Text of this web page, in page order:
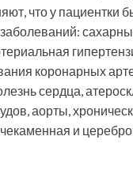
что у пациентки
коронарных
сердца,
аорты,
и